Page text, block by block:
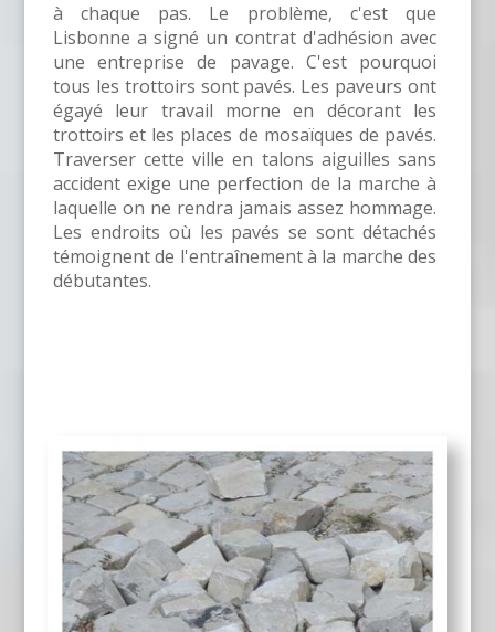
à chaque pas. Le problème, c'est que
Lisbonne a signé un contrat d'adhésion avec
une entreprise de pavage. C'est pourquoi
tous les trottoirs sont pavés. Les paveurs ont
égayé leur travail morne en décorant les
trottoirs et les places de mosaïques de pavés.
Traverser cette ville en talons aiguilles sans
accident exige une perfection de la marche à
laquelle on ne rendra jamais assez hommage.
Les endroits où les pavés se sont détachés
témoignent de l'entraînement à la marche des
débutantes.